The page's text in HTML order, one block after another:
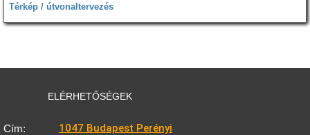
Térkép / útvonaltervezés
ELÉRHETŐSÉGEK
Cím:
1047 Budapest Perényi